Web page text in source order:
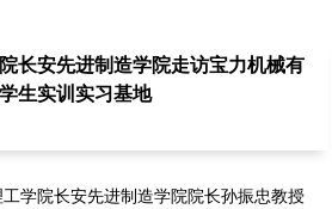
长安先进制造学院走访宝力机械有
生实训实习基地
学院长安先进制造学院院长孙振忠教授